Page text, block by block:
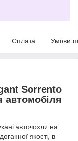
Оплата Умови
Sorrento
автомобіля
авточохли на
якості, в